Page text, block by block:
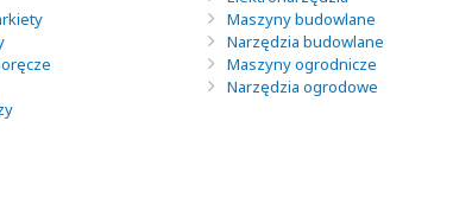
Maszyny budowlane
Narzędzia budowlane
Maszyny ogrodnicze
Narzędzia ogrodowe